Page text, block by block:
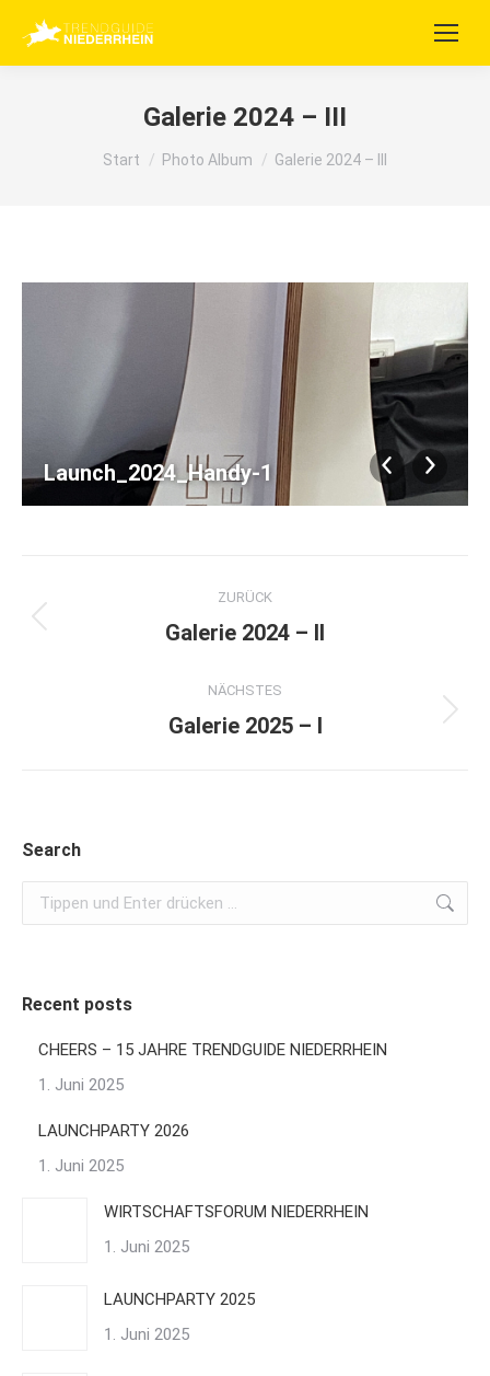
Galerie 2024 – III
Sie befinden sich hier:
Start Photo Album Galerie 2024 – III
Launch_2024_Handy-1
Navigation
ZURÜCK
Vorheriges
Galerie 2024 – II
NÄCHSTES
Nächstes
Galerie 2025 – I
Search
Search:
Recent posts
CHEERS – 15 JAHRE TRENDGUIDE NIEDERRHEIN
1. Juni 2025
LAUNCHPARTY 2026
1. Juni 2025
WIRTSCHAFTSFORUM NIEDERRHEIN
1. Juni 2025
LAUNCHPARTY 2025
1. Juni 2025